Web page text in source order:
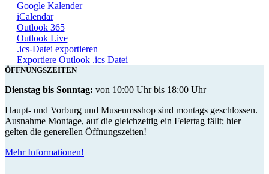
Google Kalender
iCalendar
Outlook 365
Outlook Live
.ics-Datei exportieren
Exportiere Outlook .ics Datei
ÖFFNUNGSZEITEN
Dienstag bis Sonntag: von 10:00 Uhr bis 18:00 Uhr
Haupt- und Vorburg und Museumsshop sind montags geschlossen.
Ausnahme Montage, auf die gleichzeitig ein Feiertag fällt; hier
gelten die generellen Öffnungszeiten!
Mehr Informationen!